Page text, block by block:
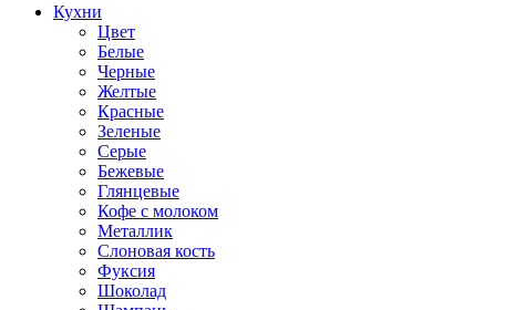
Кухни
Цвет
Белые
Черные
Желтые
Красные
Зеленые
Серые
Бежевые
Глянцевые
Кофе с молоком
Металлик
Слоновая кость
Фуксия
Шоколад